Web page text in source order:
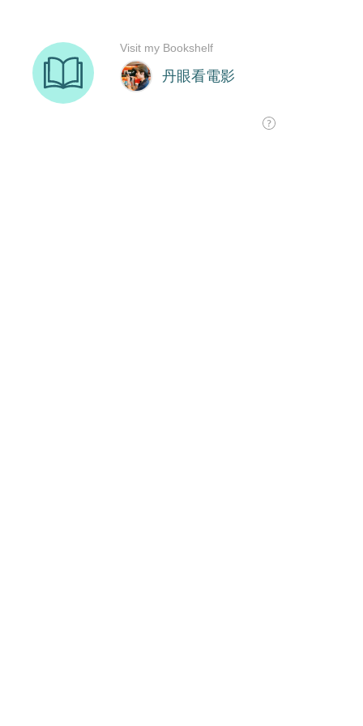
丹眼看電影
Visit my Bookshelf